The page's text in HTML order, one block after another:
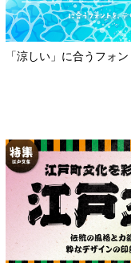
「涼しい」に合うフォ